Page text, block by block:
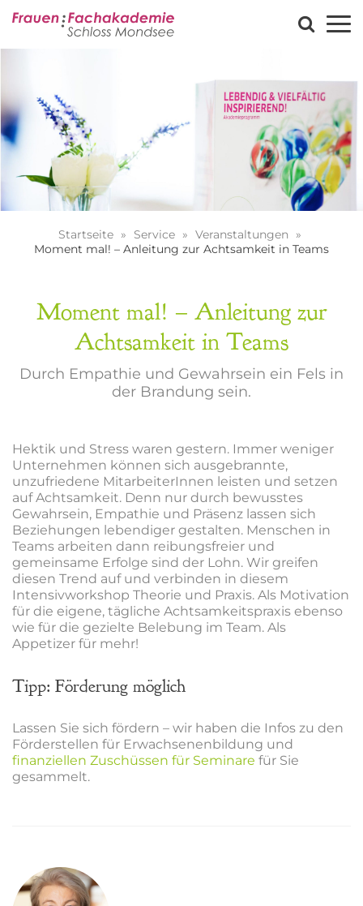
Startseite Service
Veranstaltungen
Moment mal! – Anleitung zur Achtsamkeit in Teams
Moment mal! – Anleitung zur
Achtsamkeit in Teams
Durch Empathie und Gewahrsein ein Fels in
der Brandung sein.
Hektik und Stress waren gestern. Immer weniger
Unternehmen können sich ausgebrannte,
unzufriedene MitarbeiterInnen leisten und setzen
auf Achtsamkeit. Denn nur durch bewusstes
Gewahrsein, Empathie und Präsenz lassen sich
Beziehungen lebendiger gestalten. Menschen in
Teams arbeiten dann reibungsfreier und
gemeinsame Erfolge sind der Lohn. Wir greifen
diesen Trend auf und verbinden in diesem
Intensivworkshop Theorie und Praxis. Als Motivation
für die eigene, tägliche Achtsamkeitspraxis ebenso
wie für die gezielte Belebung im Team. Als
Appetizer für mehr!
Tipp: Förderung möglich
Lassen Sie sich fördern – wir haben die Infos zu den
Förderstellen für Erwachsenenbildung und
finanziellen Zuschüssen für Seminare für Sie
gesammelt.